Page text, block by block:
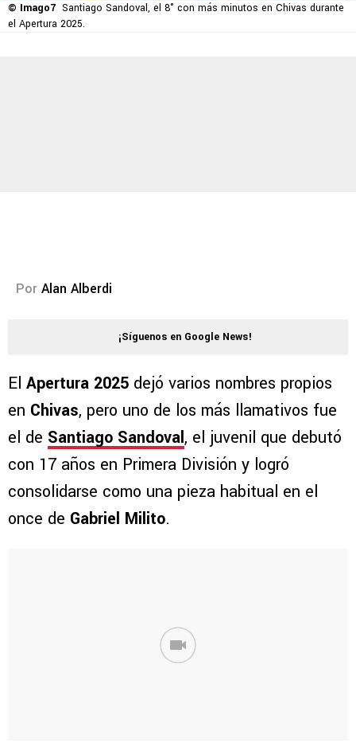
© Imago7 Santiago Sandoval, el 8° con más minutos en Chivas durante
el Apertura 2025.
Por Alan Alberdi
¡Síguenos en Google News!
El Apertura 2025 dejó varios nombres propios
en Chivas, pero uno de los más llamativos fue
el de Santiago Sandoval, el juvenil que debutó
con 17 años en Primera División y logró
consolidarse como una pieza habitual en el
once de Gabriel Milito.